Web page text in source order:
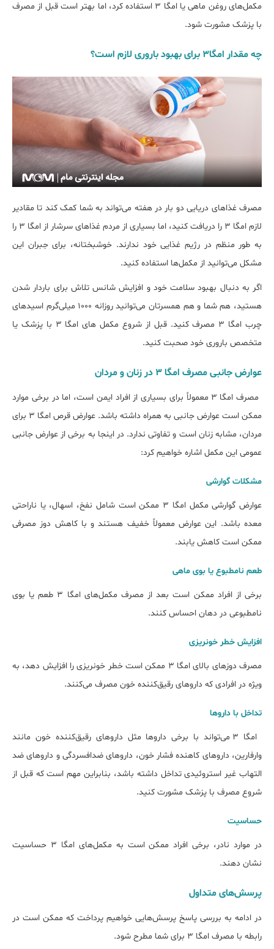
مکمل‌های روغن ماهی یا امگا 3 استفاده کرد، اما بهتر است قبل از مصرف
با پزشک مشورت شود.
چه مقدار امگا۳ برای بهبود باروری لازم است؟
مصرف غذاهای دریایی دو بار در هفته می‌تواند به شما کمک کند تا مقادیر
لازم امگا ۳ را دریافت کنید، اما بسیاری از مردم غذاهای سرشار از امگا ۳ را
به طور منظم در رژیم غذایی خود ندارند. خوشبختانه، برای جبران این
مشکل می‌توانید از مکمل‌ها استفاده کنید.
اگر به دنبال بهبود سلامت خود و افزایش شانس تلاش برای باردار شدن
هستید، هم شما و هم همسرتان می‌توانید روزانه ۱۰۰۰ میلی‌گرم اسیدهای
چرب امگا ۳ مصرف کنید. قبل از شروع مکمل های امگا ۳ با پزشک یا
متخصص باروری خود صحبت کنید.
عوارض جانبی مصرف امگا ۳ در زنان و مردان
مصرف امگا 3 معمولاً برای بسیاری از افراد ایمن است، اما در برخی موارد
ممکن است عوارض جانبی به همراه داشته باشد. عوارض قرص امگا 3 برای
مردان، مشابه زنان است و تفاوتی ندارد. در اینجا به برخی از عوارض جانبی
عمومی این مکمل اشاره خواهیم کرد:
مشکلات گوارشی
عوارض گوارشی مکمل امگا 3 ممکن است شامل نفخ، اسهال، یا ناراحتی
معده باشد. این عوارض معمولاً خفیف هستند و با کاهش دوز مصرفی
ممکن است کاهش یابند.
طعم نامطبوع یا بوی ماهی
برخی از افراد ممکن است بعد از مصرف مکمل‌های امگا 3 طعم یا بوی
نامطبوعی در دهان احساس کنند.
افزایش خطر خونریزی
مصرف دوزهای بالای امگا 3 ممکن است خطر خونریزی را افزایش دهد، به
ویژه در افرادی که داروهای رقیق‌کننده خون مصرف می‌کنند.
تداخل با داروها
امگا 3 می‌تواند با برخی داروها مثل داروهای رقیق‌کننده خون مانند
وارفارین، داروهای کاهنده فشار خون، داروهای ضدافسردگی و داروهای ضد
التهاب غیر استروئیدی تداخل داشته باشد، بنابراین مهم است که قبل از
شروع مصرف با پزشک مشورت کنید.
حساسیت
در موارد نادر، برخی افراد ممکن است به مکمل‌های امگا 3 حساسیت
نشان دهند.
پرسش‌های متداول
در ادامه به بررسی پاسخ پرسش‌هایی خواهیم پرداخت که ممکن است در
رابطه با مصرف امگا ۳ برای شما مطرح شود.